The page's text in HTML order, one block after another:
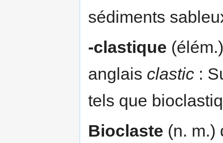
sédiments
-clastique
anglais clastic :
tels que
Bioclaste (n.